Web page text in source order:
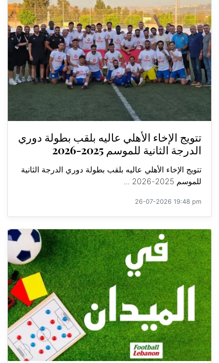
تتويج الإخاء الأهلي عاليه بلقب بطولة دوري
الدرجة الثانية للموسم 2025-2026
تتويج الإخاء الأهلي عاليه بلقب بطولة دوري الدرجة الثانية
للموسم 2025-2026 ...
26-07-2026 19:48 pm